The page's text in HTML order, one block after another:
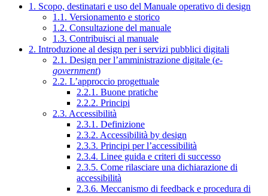
1. Scopo, destinatari e uso del Manuale operativo di design
1.1. Versionamento e storico
1.2. Consultazione del manuale
1.3. Contribuisci al manuale
2. Introduzione al design per i servizi pubblici digitali
2.1. Design per l’amministrazione digitale (e-
government)
2.2. L’approccio progettuale
2.2.1. Buone pratiche
2.2.2. Principi
2.3. Accessibilità
2.3.1. Definizione
2.3.2. Accessibilità by design
2.3.3. Principi per l’accessibilità
2.3.4. Linee guida e criteri di successo
2.3.5. Come rilasciare una dichiarazione di
accessibilità
2.3.6. Meccanismo di feedback e procedura di